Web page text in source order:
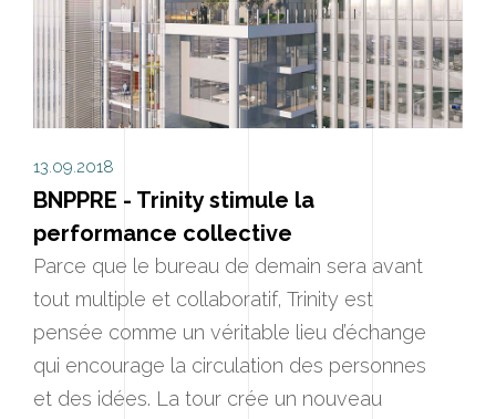
13.09.2018
BNPPRE - Trinity stimule la
performance collective
Parce que le bureau de demain sera avant
tout multiple et collaboratif, Trinity est
pensée comme un véritable lieu d’échange
qui encourage la circulation des personnes
et des idées. La tour crée un nouveau